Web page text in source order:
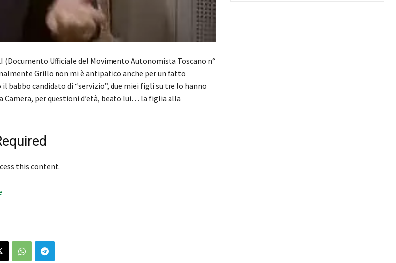
(Documento Ufficiale del Movimento Autonomista Toscano n°
Grillo non mi è antipatico anche per un fatto
babbo candidato di “servizio”, due miei figli su tre lo hanno
per questioni d’età, beato lui… la figlia alla
this content.